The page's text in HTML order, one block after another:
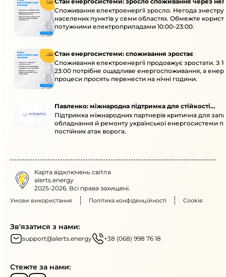
Споживання електроенергії зросло. Негода
населених пунктів у семи областях. Обмежте
потужними електроприладами 10:00–23:00.
Стан енергосистеми: споживання зростає
Споживання електроенергії продовжує зростати. З
23:00 потрібне ощадливе енергоспоживання, а
процеси просять перенести на нічні години.
Павленко: міжнародна підтримка для стійкості
енергосистеми
Підтримка міжнародних партнерів критична для
обладнання й ремонту української енергосистеми
постійних атак ворога.
Карта відключень світла
alerts.energy
2025-2026. Всі права захищені.
Умови використання Політика конфіденційності Cookie
Зв'язатися з нами:
support@alerts.energy +38 (068) 998 76 18
Стежте за нами: